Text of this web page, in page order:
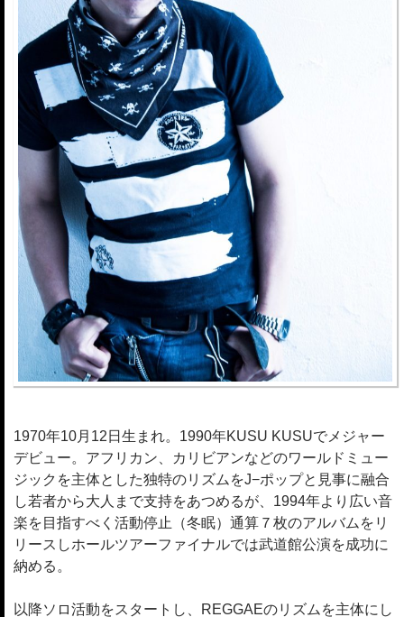
1970年10月12日生まれ。1990年KUSU KUSUでメジャー
デビュー。アフリカン、カリビアンなどのワールドミュー
ジックを主体とした独特のリズムをJ−ポップと見事に融合
し若者から大人まで支持をあつめるが、1994年より広い音
楽を目指すべく活動停止（冬眠）通算７枚のアルバムをリ
リースしホールツアーファイナルでは武道館公演を成功に
納める。
以降ソロ活動をスタートし、REGGAEのリズムを主体にし